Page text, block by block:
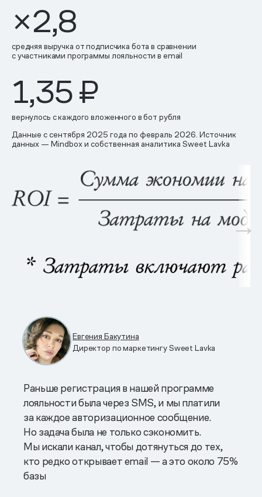
×2,8
средняя выручка от подписчика бота в сравнении
с участниками программы лояльности в email
1,35 ₽
вернулось с каждого вложенного в бот рубля
Данные с сентября 2025 года по февраль 2026. Источник
данных — Mindbox и собственная аналитика Sweet Lavka
Евгения Бакутина
Директор по маркетингу Sweet Lavka
Раньше регистрация в нашей программе
лояльности была через SMS, и мы платили
за каждое авторизационное сообщение.
Но задача была не только сэкономить.
Мы искали канал, чтобы дотянуться до тех,
кто редко открывает email — а это около 75%
базы